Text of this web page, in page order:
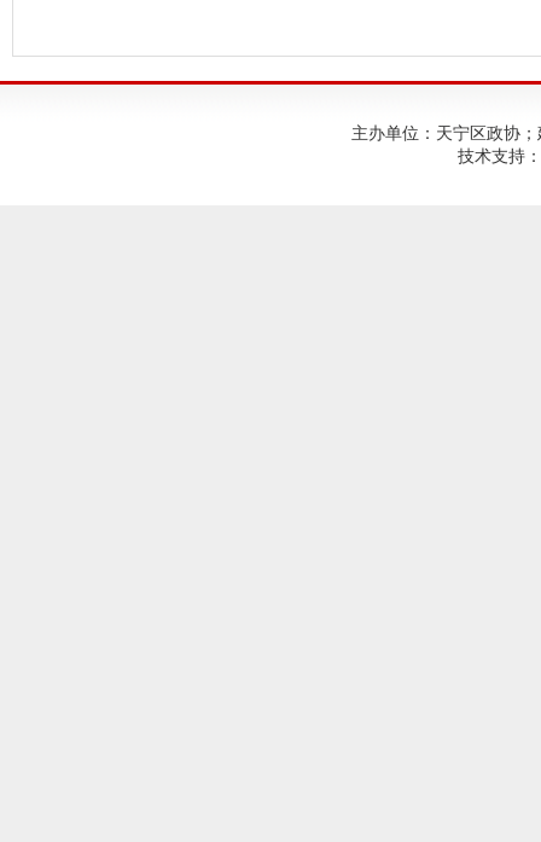
主办单位：天宁区政协
技术支持